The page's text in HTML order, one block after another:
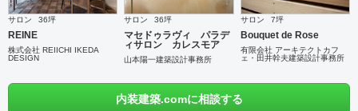
サロン 36坪
REINE
株式会社 REIICHI IKEDA
DESIGN
サロン 36坪
マセドゥラヴィ パラデ
ィサロン カレスモア
山本陽一建築設計事務所
サロン 7坪
Bouquet de Rose
有限会社 アーキテクトカフ
ェ・田井幹夫建築設計事務所
内装建築.comに相談する